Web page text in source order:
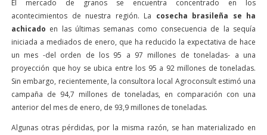
El mercado de granos se encuentra concentrado en los
acontecimientos de nuestra región. La cosecha brasileña se ha
achicado en las últimas semanas como consecuencia de la sequía
iniciada a mediados de enero, que ha reducido la expectativa de hace
un mes -del orden de los 95 a 97 millones de toneladas- a una
proyección que hoy se ubica entre los 95 a 92 millones de toneladas.
Sin embargo, recientemente, la consultora local Agroconsult estimó una
campaña de 94,7 millones de toneladas, en comparación con una
anterior del mes de enero, de 93,9 millones de toneladas.
Algunas otras pérdidas, por la misma razón, se han materializado en